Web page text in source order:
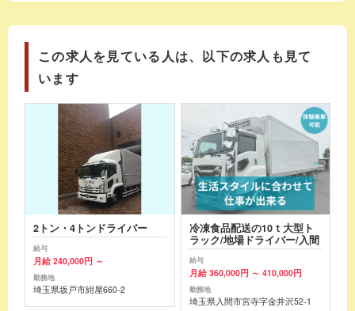
この求人を見ている人は、以下の求人も見て
います
2トン・4トンドライバー
給与
月給 240,000円 ～
勤務地
埼玉県坂戸市紺屋660-2
冷凍食品配送の10ｔ大型ト
ラック/地場ドライバー/入間
給与
月給 360,000円 ～ 410,000円
勤務地
埼玉県入間市宮寺字金井沢52-1